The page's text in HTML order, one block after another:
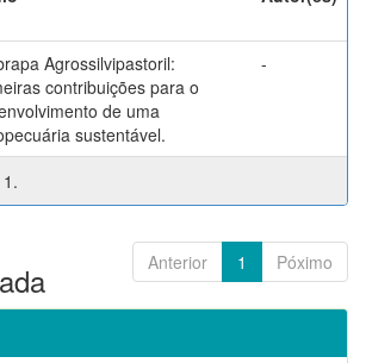
Agrossilvipastoril:
contribuições para o
de uma
sustentável.
-
Anterior 1 Póximo